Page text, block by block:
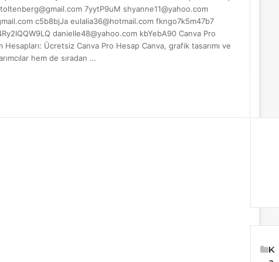
7yytP9uM shyanne11@yahoo.com
c5b8bjJa eulalia36@hotmail.comfkngo7k5m47b7
danielle48@yahoo.comkbYebA90 Canva Pro
Ücretsiz Canva Pro Hesap Canva, grafik tasarımı ve
hem de sıradan …
K